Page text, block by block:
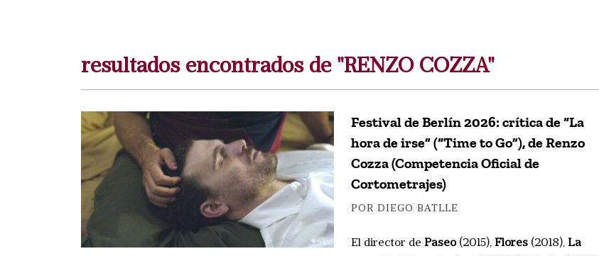
resultados encontrados de "RENZO COZZA"
Festival de Berlín 2026: crítica de “La
hora de irse” (“Time to Go”), de Renzo
Cozza (Competencia Oficial de
Cortometrajes)
POR DIEGO BATLLE
El director de Paseo(2015), Flores (2018), La